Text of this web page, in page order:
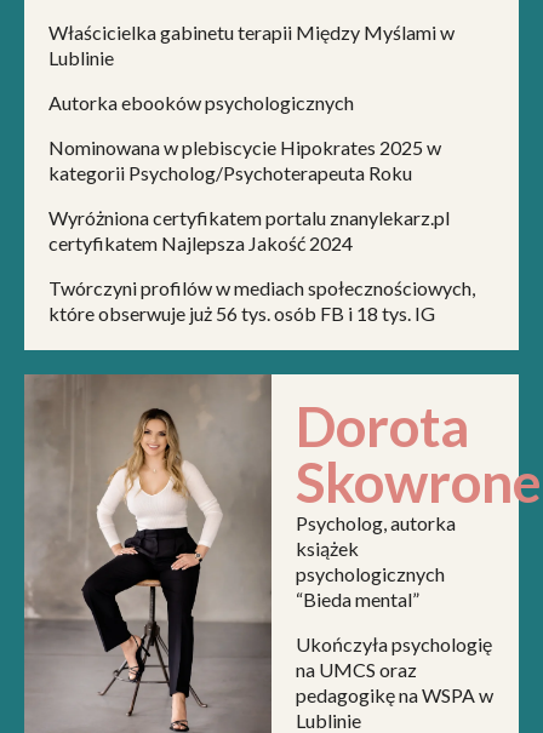
Właścicielka gabinetu terapii Między Myślami w
Lublinie
Autorka ebooków psychologicznych
Nominowana w plebiscycie Hipokrates 2025 w
kategorii Psycholog/Psychoterapeuta Roku
Wyróżniona certyfikatem portalu znanylekarz.pl
certyfikatem Najlepsza Jakość 2024
Twórczyni profilów w mediach społecznościowych,
które obserwuje już 56 tys. osób FB i 18 tys. IG
Dorota
Psycholog, autorka
książek
psychologicznych
“Bieda mental”
Ukończyła psychologię
na UMCS oraz
pedagogikę na WSPA w
Lublinie